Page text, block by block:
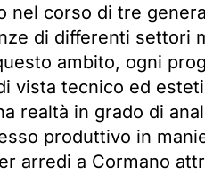
nel corso di tre
di differenti settori
ambito, ogni
vista tecnico ed
realtà in grado di
produttivo in
arredi a Cormano